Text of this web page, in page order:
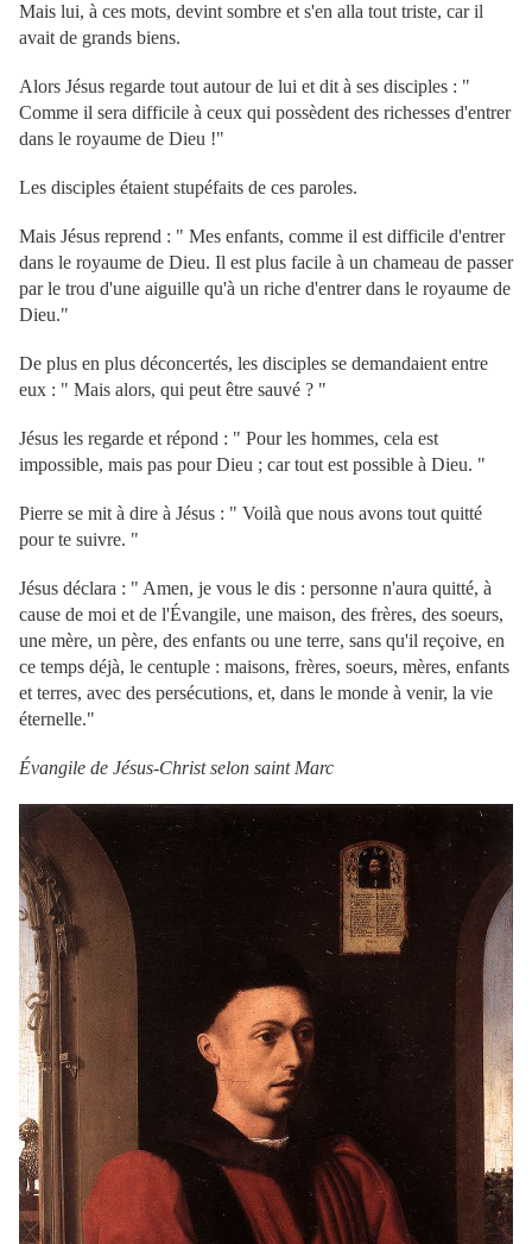
Mais lui, à ces mots, devint sombre et s'en alla tout triste, car il
avait de grands biens.
Alors Jésus regarde tout autour de lui et dit à ses disciples : "
Comme il sera difficile à ceux qui possèdent des richesses d'entrer
dans le royaume de Dieu !"
Les disciples étaient stupéfaits de ces paroles.
Mais Jésus reprend : " Mes enfants, comme il est difficile d'entrer
dans le royaume de Dieu. Il est plus facile à un chameau de passer
par le trou d'une aiguille qu'à un riche d'entrer dans le royaume de
Dieu."
De plus en plus déconcertés, les disciples se demandaient entre
eux : " Mais alors, qui peut être sauvé ? "
Jésus les regarde et répond : " Pour les hommes, cela est
impossible, mais pas pour Dieu ; car tout est possible à Dieu. "
Pierre se mit à dire à Jésus : " Voilà que nous avons tout quitté
pour te suivre. "
Jésus déclara : " Amen, je vous le dis : personne n'aura quitté, à
cause de moi et de l'Évangile, une maison, des frères, des soeurs,
une mère, un père, des enfants ou une terre, sans qu'il reçoive, en
ce temps déjà, le centuple : maisons, frères, soeurs, mères, enfants
et terres, avec des persécutions, et, dans le monde à venir, la vie
éternelle."
Évangile de Jésus-Christ selon saint Marc